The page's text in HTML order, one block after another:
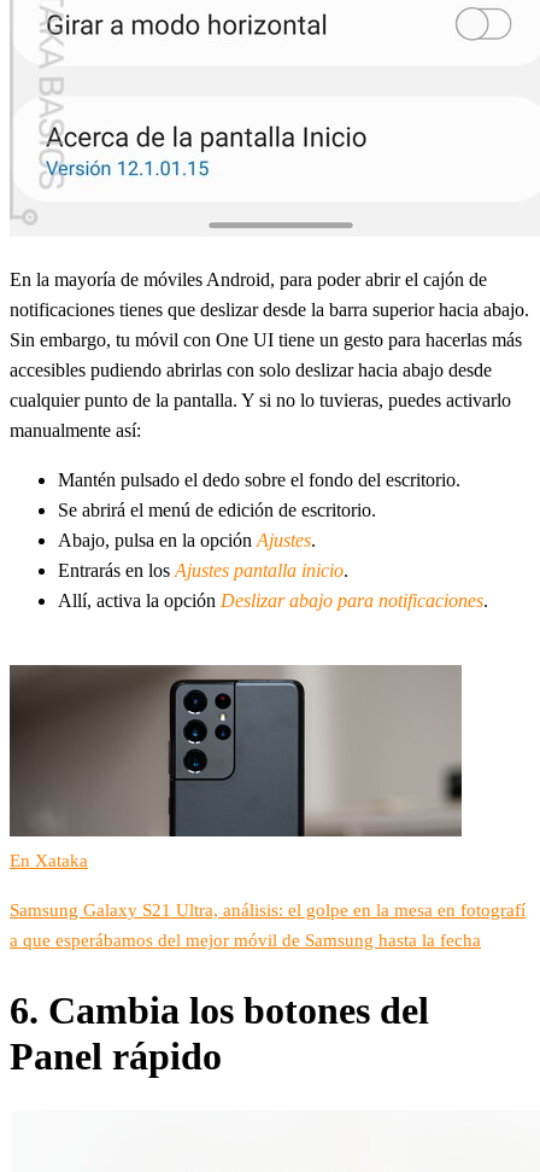
En la mayoría de móviles Android, para poder abrir el cajón de
notificaciones tienes que deslizar desde la barra superior hacia abajo.
Sin embargo, tu móvil con One UI tiene un gesto para hacerlas más
accesibles pudiendo abrirlas con solo deslizar hacia abajo desde
cualquier punto de la pantalla. Y si no lo tuvieras, puedes activarlo
manualmente así:
Mantén pulsado el dedo sobre el fondo del escritorio.
Se abrirá el menú de edición de escritorio.
Abajo, pulsa en la opción Ajustes.
Entrarás en los Ajustes pantalla inicio.
Allí, activa la opción Deslizar abajo para notificaciones.
En Xataka
Samsung Galaxy S21 Ultra, análisis: el golpe en la mesa en fotografí
a que esperábamos del mejor móvil de Samsung hasta la fecha
6. Cambia los botones del
Panel rápido